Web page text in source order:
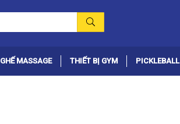
GHẾ MASSAGE THIẾT BỊ GYM PICKLEBALL